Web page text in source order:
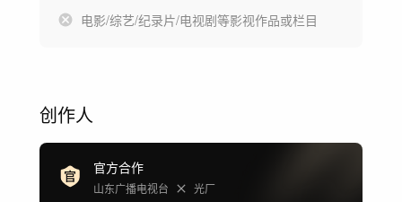
电影/综艺/纪录片/电视剧等影视作品或栏目
创作人
官方合作
山东广播电视台 光厂